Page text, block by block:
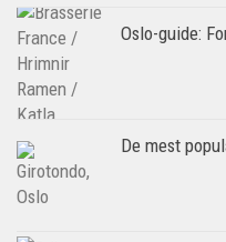
Oslo-guide:
De mest